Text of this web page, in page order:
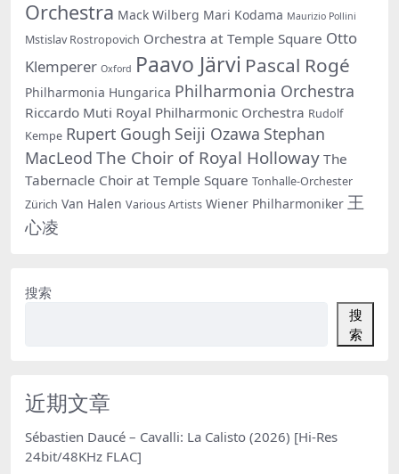
Orchestra Mack Wilberg Mari Kodama Maurizio Pollini
Mstislav Rostropovich Orchestra at Temple Square Otto
Klemperer Oxford Paavo Järvi Pascal Rogé
Philharmonia Hungarica Philharmonia Orchestra
Riccardo Muti Royal Philharmonic Orchestra Rudolf
Kempe Rupert Gough Seiji Ozawa Stephan
MacLeod The Choir of Royal Holloway The
Tabernacle Choir at Temple Square Tonhalle-Orchester
Zürich Van Halen Various Artists Wiener Philharmoniker 王
心凌
搜索
搜
索
近期文章
Sébastien Daucé – Cavalli: La Calisto (2026) [Hi-Res
24bit/48KHz FLAC]